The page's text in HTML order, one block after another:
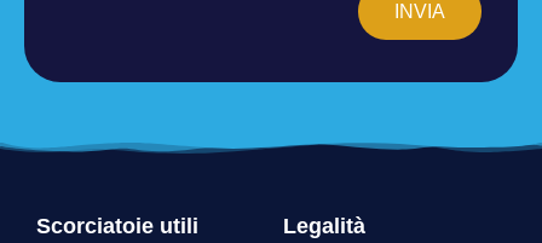
INVIA
Scorciatoie utili Legalità